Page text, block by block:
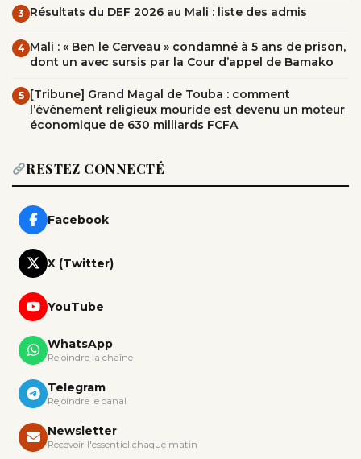
3 Résultats du DEF 2026 au Mali : liste des admis
4 Mali : « Ben le Cerveau » condamné à 5 ans de prison,
dont un avec sursis par la Cour d’appel de Bamako
5 [Tribune] Grand Magal de Touba : comment
l’événement religieux mouride est devenu un moteur
économique de 630 milliards FCFA
RESTEZ CONNECTÉ
Facebook
X (Twitter)
YouTube
WhatsApp
Rejoindre la chaîne
Telegram
Rejoindre le canal
Newsletter
Recevoir l'essentiel chaque matin